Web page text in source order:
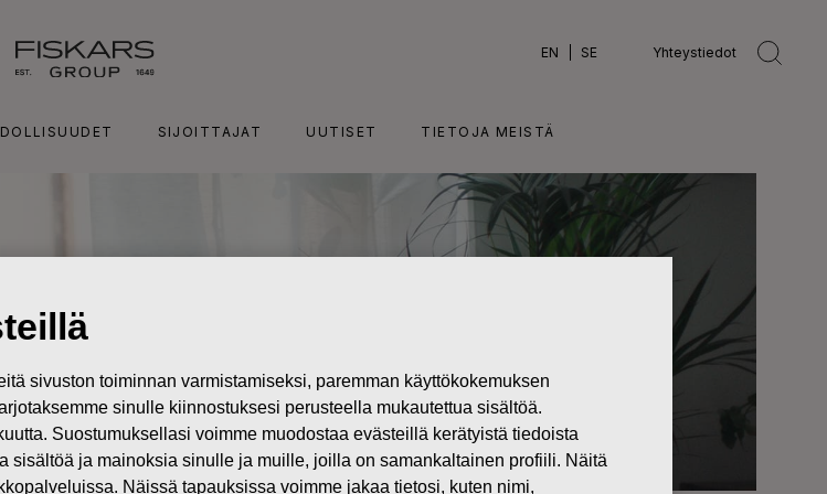
EN SE Yhteystiedot
SIJOITTAJAT UUTISET TIETOJA MEISTÄ
sivuston toiminnan varmistamiseksi, paremman käyttökokemuksen
sinulle kiinnostuksesi perusteella mukautettua sisältöä.
Suostumuksellasi voimme muodostaa evästeillä kerätyistä tiedoista
sisältöä ja mainoksia sinulle ja muille, joilla on samankaltainen profiili. Näitä
Näissä tapauksissa voimme jakaa tietosi, kuten nimi,